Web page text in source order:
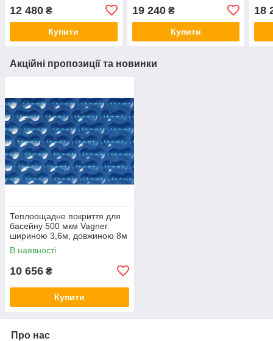
12 480 ₴
Купити
19 240₴
Купити
18
Акційні пропозиції та новинки
Теплоощадне покриття для
басейну 500 мкм Vagner
шириною 3,6м, довжиною 8м
В наявності
10 656 ₴
Купити
Про нас